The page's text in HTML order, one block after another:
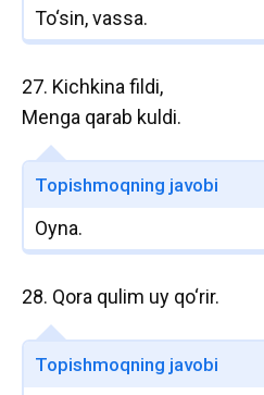
To‘sin, vassa.
27. Kichkina fildi,
Menga qarab kuldi.
Topishmoqning javobi
Oyna.
28. Qora qulim uy qo‘rir.
Topishmoqning javobi